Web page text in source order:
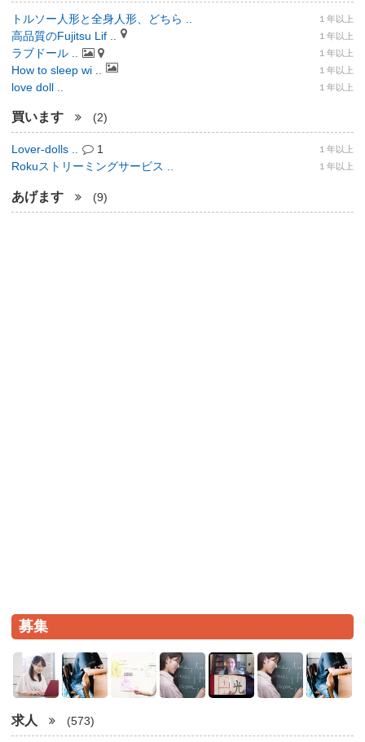
トルソー人形と全身人形、どちら .. １年以上
高品質のFujitsu Lif .. １年以上
ラブドール .. １年以上
How to sleep wi .. １年以上
love doll .. １年以上
買います (2)
Lover-dolls .. 1 １年以上
Rokuストリーミングサービス .. １年以上
あげます (9)
募集
求人 (573)